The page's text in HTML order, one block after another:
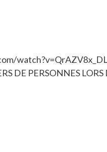
DE PERSONNES